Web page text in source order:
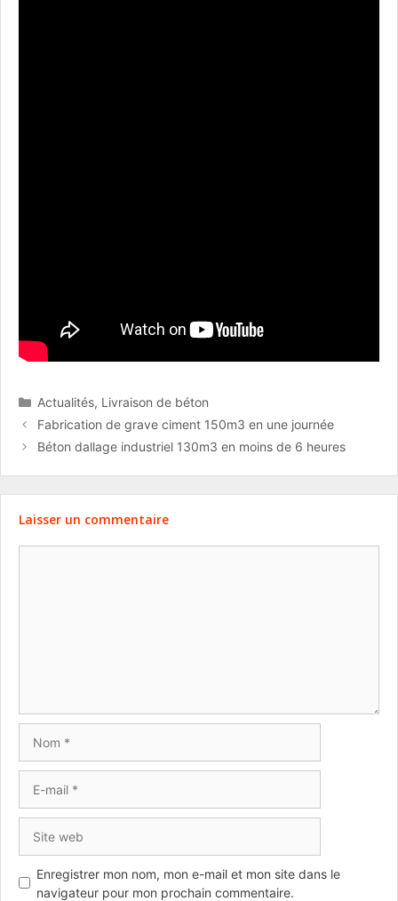
Catégories
Actualités, Livraison de béton
Fabrication de grave ciment 150m3 en une journée
Béton dallage industriel 130m3 en moins de 6 heures
Laisser un commentaire
mail
web
Enregistrer mon nom, mon e-mail et mon site dans le
navigateur pour mon prochain commentaire.